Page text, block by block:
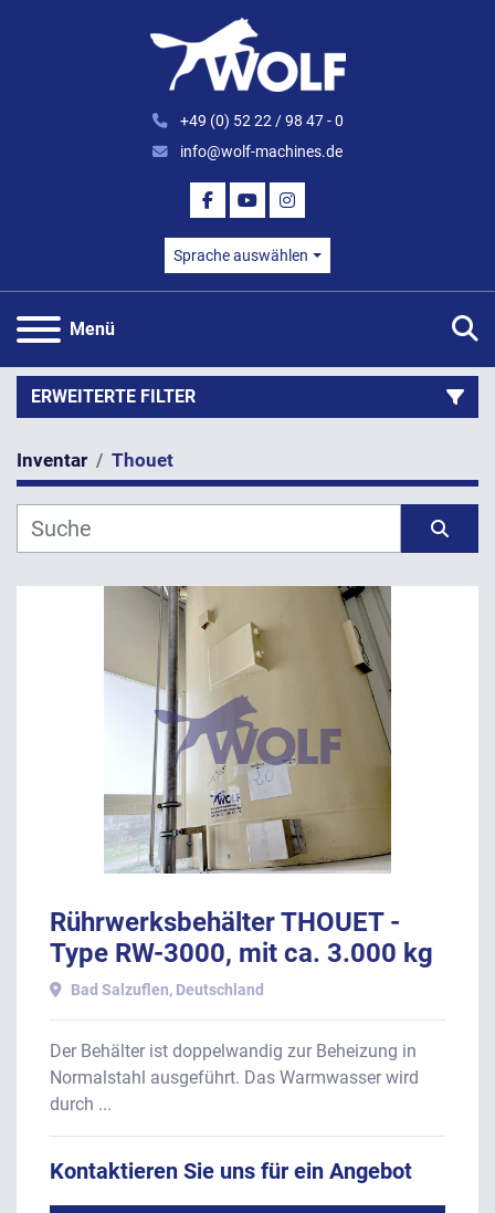
+49 (0) 52 22 / 98 47 - 0
info@wolf-machines.de
FACEBOOK
YOUTUBEINSTAGRAM
Sprache auswählen
Menü
ERWEITERTE FILTER
Kategorie
Hersteller
ANWENDEN LÖSCHEN
Inventar Thouet
Rührwerksbehälter THOUET -
Type RW-3000, mit ca. 3.000 kg
Inhalt.
Bad Salzuflen, Deutschland
Der Behälter ist doppelwandig zur Beheizung in
Normalstahl ausgeführt. Das Warmwasser wird
durch ...
Kontaktieren Sie uns für ein Angebot